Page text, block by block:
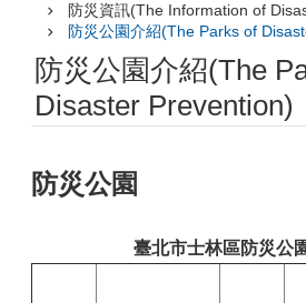
防災資訊(The Information of
防災公園介紹(The Parks of
防災公園介紹(The
Disaster Prevention)
防災公園
臺北市士林區防災公